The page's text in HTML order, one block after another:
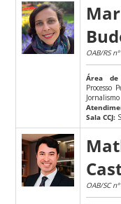
OAB/RS
Área de
Processo
Jornalismo
Sala CCJ:
OAB/SC